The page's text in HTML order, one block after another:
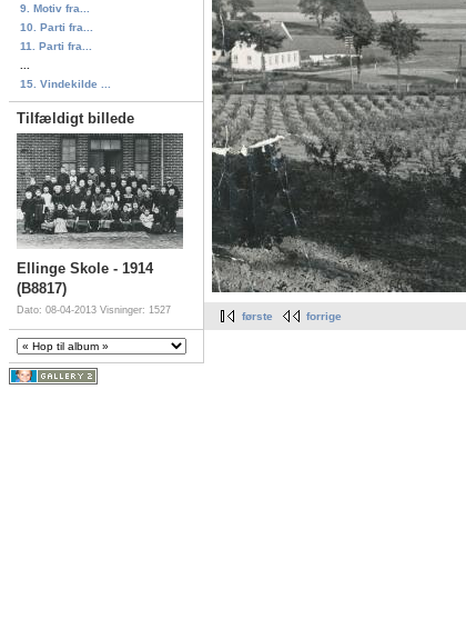
9. Motiv fra...
10. Parti fra...
11. Parti fra...
15. Vindekilde ...
Tilfældigt billede
Ellinge Skole - 1914
(B8817)
Dato: 08-04-2013 Visninger: 1527
første forrige